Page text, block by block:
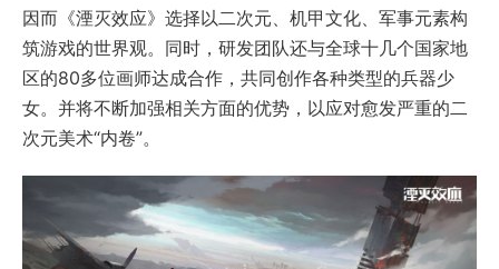
因而《湮灭效应》选择以二次元、机甲文化、军事元素构
筑游戏的世界观。同时，研发团队还与全球十几个国家地
区的80多位画师达成合作，共同创作各种类型的兵器少
女。并将不断加强相关方面的优势，以应对愈发严重的二
次元美术“内卷”。